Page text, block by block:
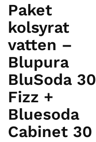
Paket
kolsyrat
vatten –
Blupura
BluSoda 30
Fizz +
Bluesoda
Cabinet 30